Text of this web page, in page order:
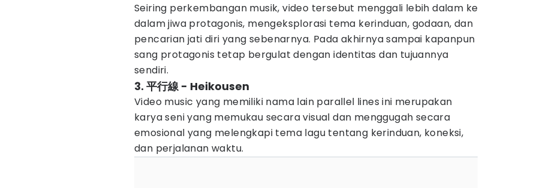
Seiring perkembangan musik, video tersebut menggali lebih dalam ke
dalam jiwa protagonis, mengeksplorasi tema kerinduan, godaan, dan
pencarian jati diri yang sebenarnya. Pada akhirnya sampai kapanpun
sang protagonis tetap bergulat dengan identitas dan tujuannya
sendiri.
3. 平行線 - Heikousen
Video music yang memiliki nama lain parallel lines ini merupakan
karya seni yang memukau secara visual dan menggugah secara
emosional yang melengkapi tema lagu tentang kerinduan, koneksi,
dan perjalanan waktu.